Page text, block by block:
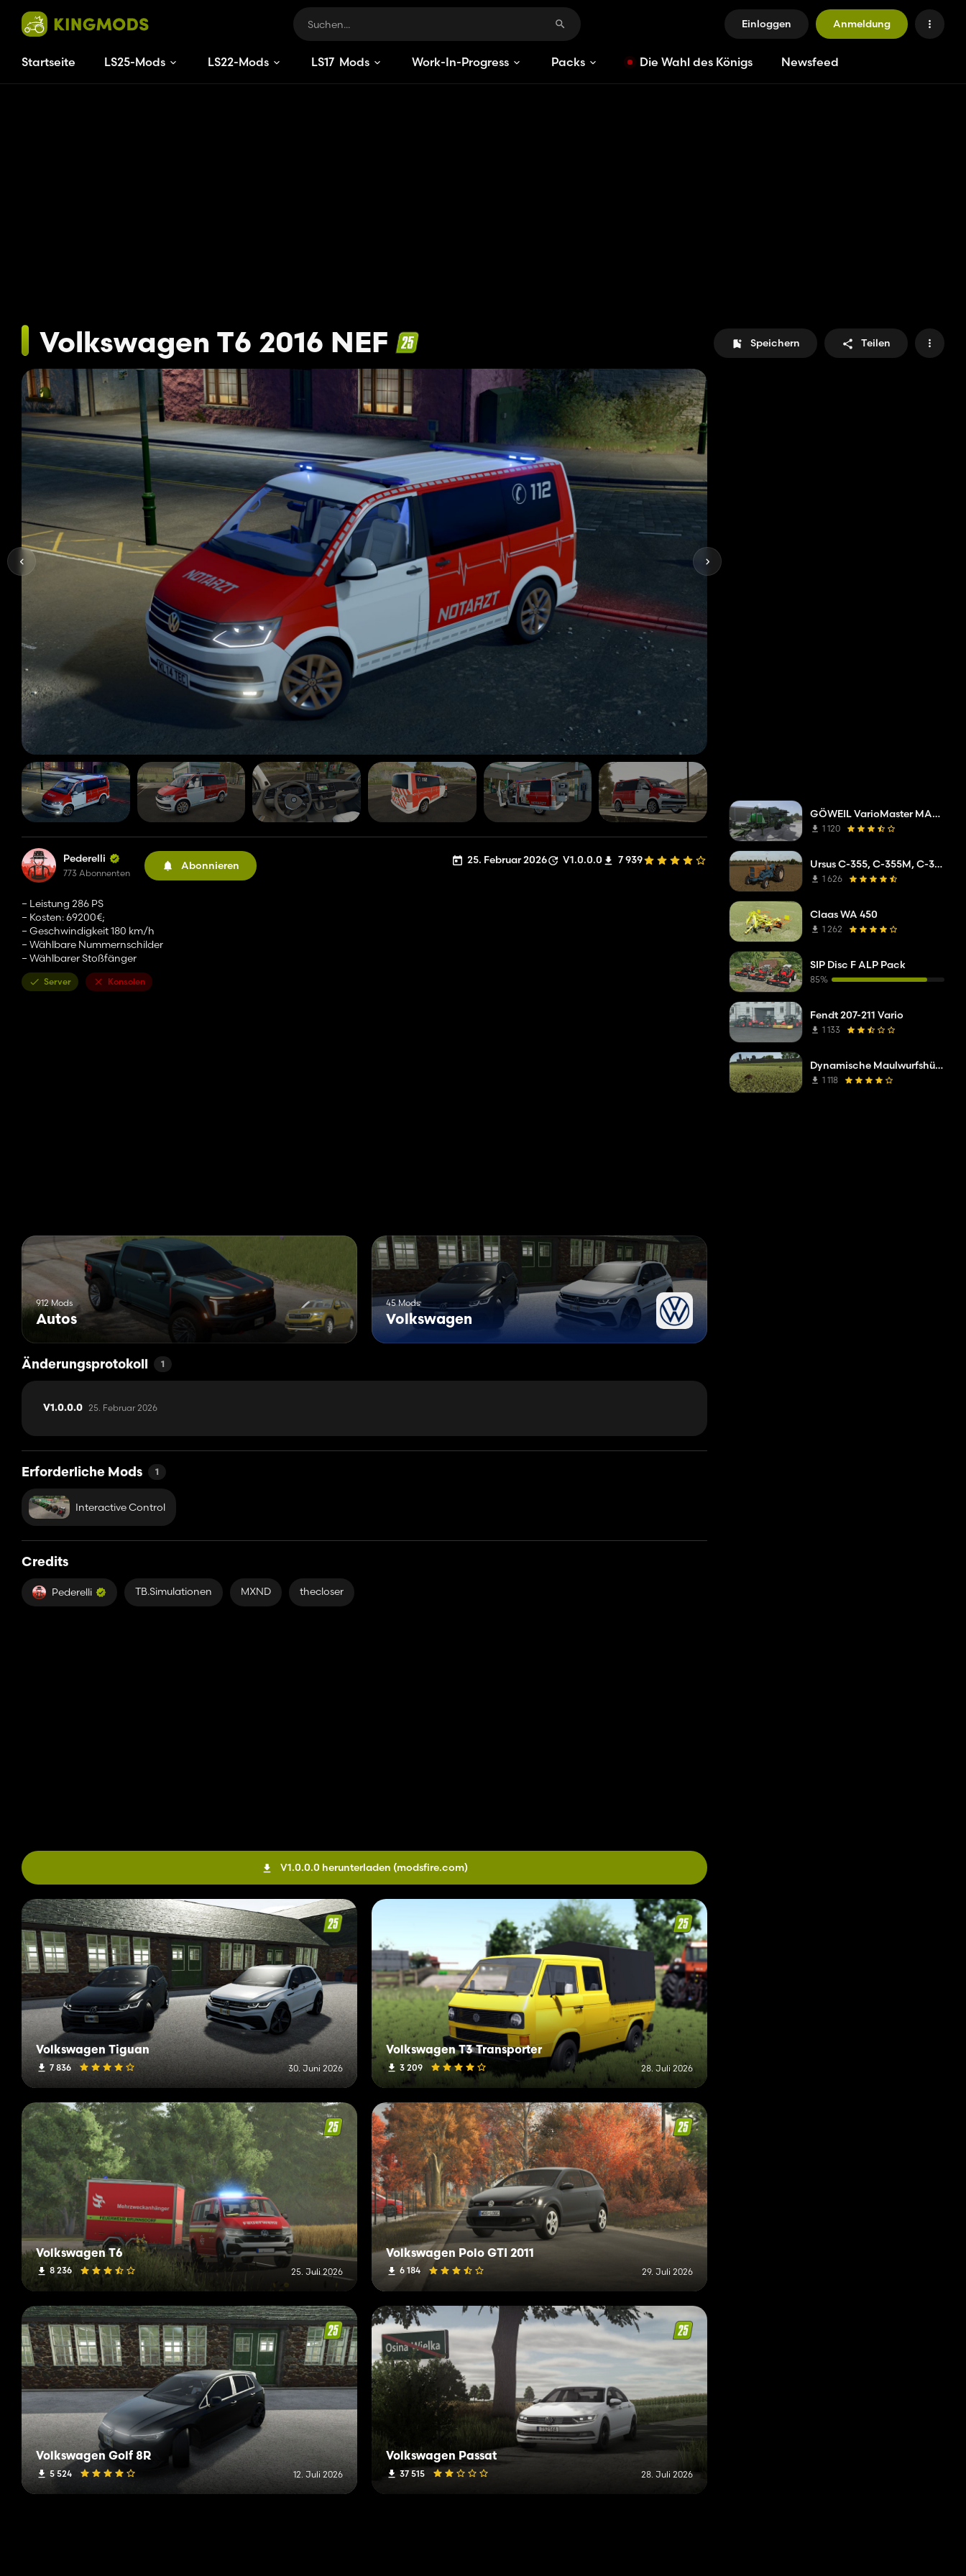
Einloggen Anmeldung
Startseite LS25-Mods LS22-Mods LS17 Mods Work-In-Progress Packs Die Wahl des Königs Newsfeed
Volkswagen T6 2016 NEF Speichern Teilen
Pederelli
773 Abonnenten
Abonnieren 25. Februar 2026 V1.0.0.0 7 939
– Leistung 286 PS
– Kosten: 69200€;
– Geschwindigkeit 180 km/h
– Wählbare Nummernschilder
– Wählbarer Stoßfänger
Server Konsolen
912 Mods
Autos
45 Mods
Volkswagen
Änderungsprotokoll 1
V1.0.0.0 25. Februar 2026
Erforderliche Mods 1
Interactive Control
Credits
Pederelli TB.Simulationen MXND thecloser
V1.0.0.0 herunterladen (modsfire.com)
Volkswagen Tiguan
7 836 30. Juni 2026
Volkswagen T3 Transporter
3 209 28. Juli 2026
Volkswagen T6
8 236 25. Juli 2026
Volkswagen Polo GTI 2011
6 184 29. Juli 2026
Volkswagen Golf 8R
5 524 12. Juli 2026
Volkswagen Passat
37 515 28. Juli 2026
GÖWEIL VarioMaster MAS COMPLETE
1 120
Ursus C-355, C-355M, C-360
1 626
Claas WA 450
1 262
SIP Disc F ALP Pack
85%
Fendt 207-211 Vario
1 133
Dynamische Maulwurfshügel
1 118